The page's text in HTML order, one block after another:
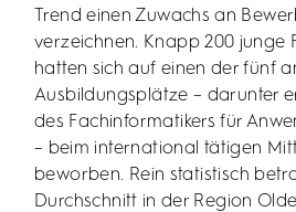
Trend einen Zuwachs an
verzeichnen. Knapp 200 junge
hatten sich auf einen der fünf
Ausbildungsplätze – darunter
des Fachinformatikers für
– beim international tätigen
beworben. Rein statistisch
Durchschnitt in der Region